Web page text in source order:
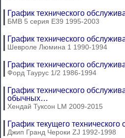
График технического
БМВ 5 серия Е39 1995-2003
График технического
Шевроле Люмина 1 1990-1994
График технического
Форд Таурус 1/2 1986-1994
График технического
обычных…
Хендай Туксон LM 2009-2015
График текущего технического
Джип Гранд Чероки ZJ 1992-1998